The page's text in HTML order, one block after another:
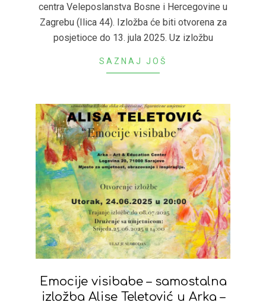
centra Veleposlanstva Bosne i Hercegovine u
Zagrebu (Ilica 44). Izložba će biti otvorena za
posjetioce do 13. jula 2025. Uz izložbu
SAZNAJ JOŠ
Emocije visibabe – samostalna
izložba Alise Teletović u Arka –